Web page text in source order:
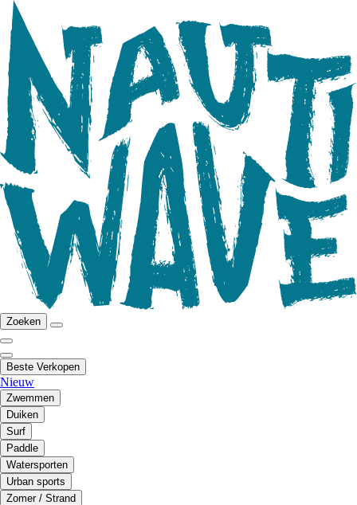
Zoeken
Beste Verkopen
Nieuw
Zwemmen
Duiken
Surf
Paddle
Watersporten
Urban sports
Zomer / Strand